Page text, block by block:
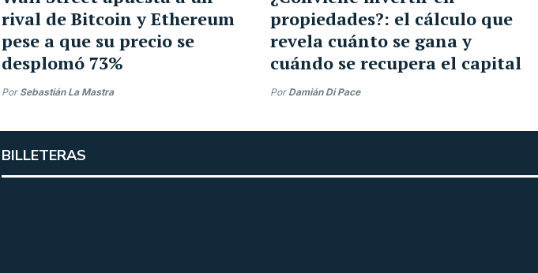
rival de Bitcoin y Ethereum
pese a que su precio se
desplomó 73%
Por Sebastián La Mastra
propiedades?: el cálculo que
revela cuánto se gana y
cuándo se recupera el capital
Por Damián Di Pace
BILLETERAS